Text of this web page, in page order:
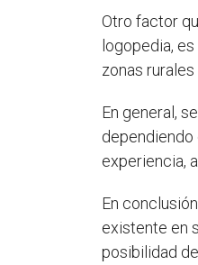
Otro factor
logopedia,
zonas
En general,
experiencia,
En
existente en
posibilidad